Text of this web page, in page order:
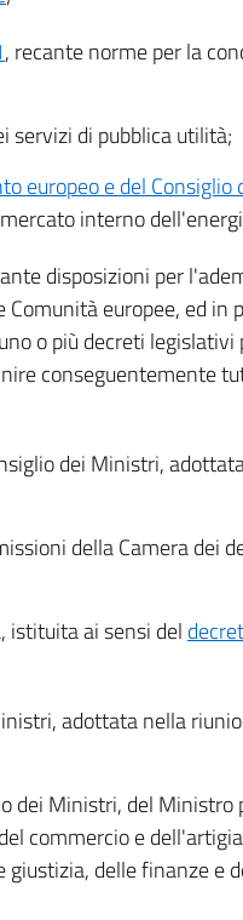
, recante norme per la
servizi di pubblica utilità;
europeo e del Consiglio
interno
disposizioni per
europee, ed in
o più decreti
conseguentemente
dei Ministri,
della Camera dei
istituita ai sensi del
adottata nella
dei Ministri, del Ministro
commercio e
delle finanze e